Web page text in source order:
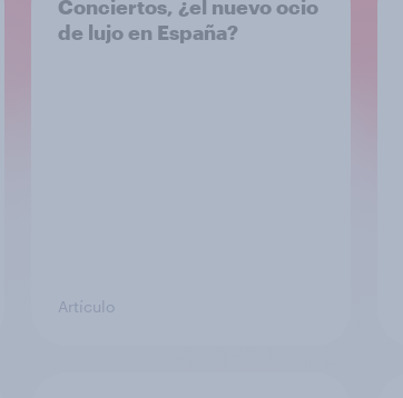
Conciertos, ¿el nuevo ocio
de lujo en España?
Artículo